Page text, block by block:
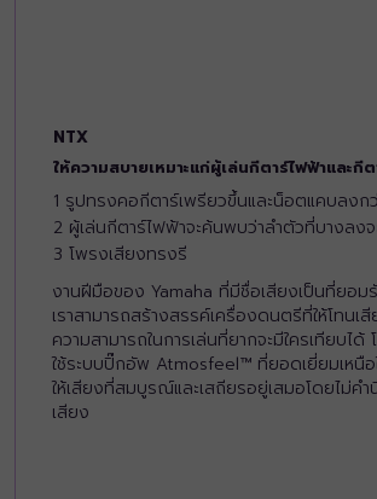
NTX
ให้ความสบายเหมาะแก่ผู้เล่นกีตาร์ไฟฟ้าและกีต
1 รูปทรงคอกีตาร์เพรียวขึ้นและน็อตแคบลงกว่
2 ผู้เล่นกีตาร์ไฟฟ้าจะค้นพบว่าลำตัวที่บางลงจ
3 โพรงเสียงทรงรี
งานฝีมือของ Yamaha ที่มีชื่อเสียงเป็นที่ยอม
เราสามารถสร้างสรรค์เครื่องดนตรีที่ให้โทนเสี
ความสามารถในการเล่นที่ยากจะมีใครเทียบไ
ใช้ระบบปิ๊กอัพ Atmosfeel™ ที่ยอดเยี่ยมเหนือ
ให้เสียงที่สมบูรณ์และเสถียรอยู่เสมอโดยไม่ค
เสียง